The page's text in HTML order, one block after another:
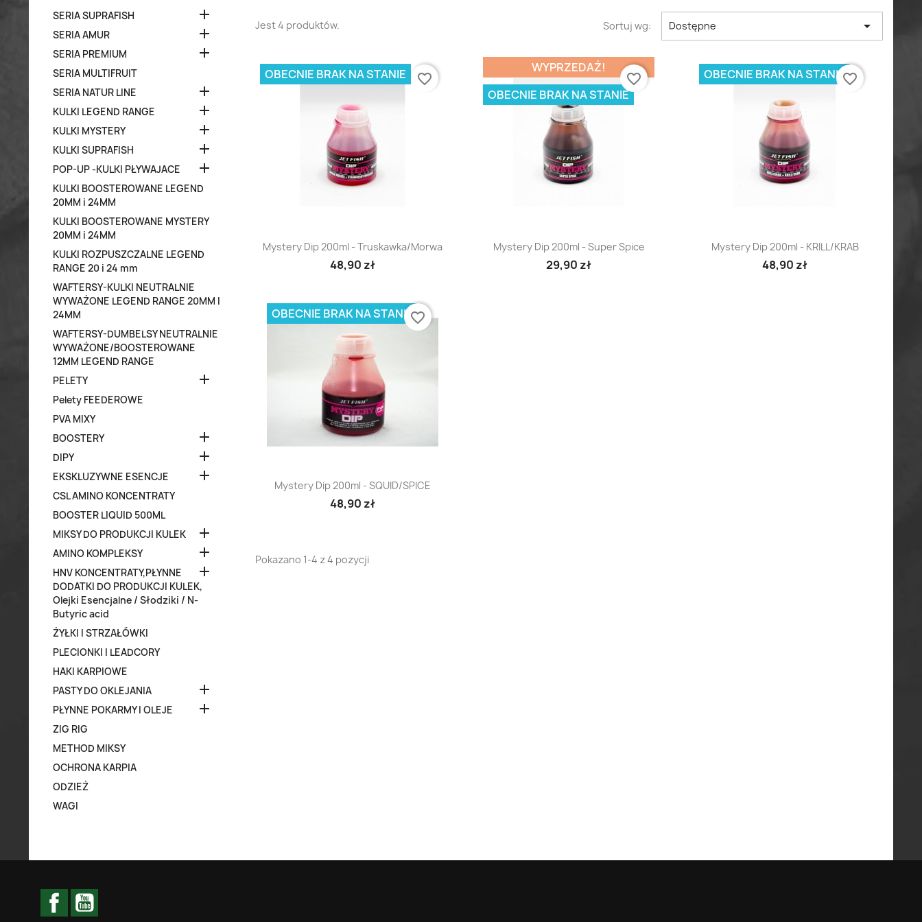
SERIA SUPRAFISH 
SERIA AMUR 
SERIA PREMIUM 
SERIA MULTIFRUIT
SERIA NATUR LINE

KULKI LEGEND RANGE 
KULKI MYSTERY 
KULKI SUPRAFISH 
POP-UP -KULKI PŁYWAJACE 
KULKI BOOSTEROWANE LEGEND
20MM i 24MM
KULKI BOOSTEROWANE MYSTERY
20MM i 24MM
KULKI ROZPUSZCZALNE LEGEND
RANGE 20 i 24 mm
WAFTERSY-KULKI NEUTRALNIE
WYWAŻONE LEGEND RANGE 20MM I
24MM
WAFTERSY-DUMBELSY NEUTRALNIE
WYWAŻONE/BOOSTEROWANE
12MM LEGEND RANGE
PELETY

Pelety FEEDEROWE
PVA MIXY
BOOSTERY

DIPY 
EKSKLUZYWNE ESENCJE 
CSL AMINO KONCENTRATY
BOOSTER LIQUID 500ML
MIKSY DO PRODUKCJI KULEK

AMINO KOMPLEKSY 
HNV KONCENTRATY,PŁYNNE
DODATKI DO PRODUKCJI KULEK,
Olejki Esencjalne / Słodziki / N-
Butyric acid

ŻYŁKI I STRZAŁÓWKI
PLECIONKI I LEADCORY
HAKI KARPIOWE
PASTY DO OKLEJANIA

PŁYNNE POKARMY I OLEJE 
ZIG RIG
METHOD MIKSY
OCHRONA KARPIA
ODZIEŻ
WAGI
Jest 4 produktów. Sortuj wg: Dostępne 
Szybki podgląd
Mystery Dip 200ml - Truskawka/Morwa
48,90 zł
OBECNIE BRAK NA STANIE favorite_border
Szybki podgląd
Mystery Dip 200ml - Super Spice
29,90 zł
WYPRZEDAŻ!
OBECNIE BRAK NA STANIE
favorite_border
Szybki podgląd
Mystery Dip 200ml - KRILL/KRAB
48,90 zł
OBECNIE BRAK NA STANIEfavorite_border
Szybki podgląd
Mystery Dip 200ml - SQUID/SPICE
48,90 zł
OBECNIE BRAK NA STANIEfavorite_border
Pokazano 1-4 z 4 pozycji
Facebook